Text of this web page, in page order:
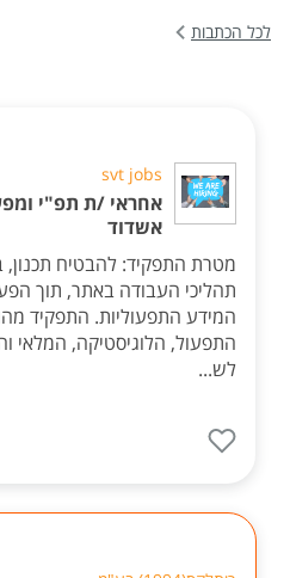
לכל הכתבות
svt jobs
אחראי /ת תפ"י
אשדוד
מטרת התפקיד: להבטיח תכנון,
תהליכי העבודה באתר, תוך
המידע התפעוליות. התפקיד
התפעול, הלוגיסטיקה, המלאי
לש...